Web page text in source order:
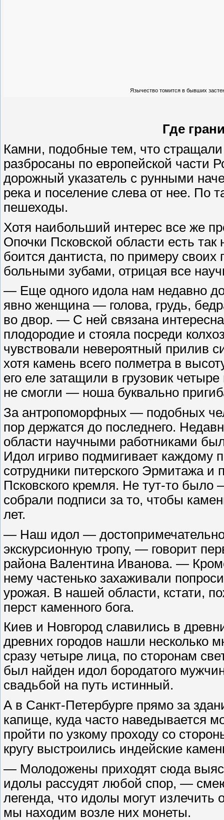
Язычество томится в бывших
Где
Камни, подобные тем, что
разбросаны по европейской части
дорожный указатель с рунными
река и поселение слева от нее. По
пешеходы.
Хотя наибольший интерес все же
Опочки Псковской области есть
боится дантиста, по примеру своих
больными зубами, отрицая все
— Еще одного идола нам недавно
явно женщина — голова, грудь,
во двор. — С ней связана
плодородие и стояла посреди
чувствовали невероятный прилив
хотя камень всего полметра в
его еле затащили в грузовик
не смогли — ноша буквально
За антропоморфных — подобных
пор держатся до последнего.
области научными работниками
Идол игриво подмигивает каждому
сотрудники питерского Эрмитажа и
Псковского кремля. Не тут-то
собрали подписи за то, чтобы
лет.
— Наш идол —
экскурсионную тропу, — говорит
района Валентина Иванова. —
нему частенько захаживали
урожая. В нашей области, кстати,
перст каменного бога.
Киев и Новгород славились в
древних городов нашли несколько
сразу четыре лица, по сторонам
был найден идол бородатого
свадьбой на путь истинный.
А в Санкт-Петербурге прямо за
капище, куда часто наведывается
пройти по узкому проходу со
кругу выстроились индейские
— Молодожены приходят сюда
идолы рассудят любой спор, —
легенда, что идолы могут
мы находим возле них монеты.